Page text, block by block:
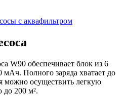
с аквафильтром
W90 обеспечивает блок из 6
мАч. Полного заряда хватает до
можно осуществить легкую
200 м².